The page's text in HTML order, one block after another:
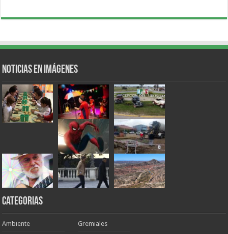
Noticias en Imágenes
Categorias
Ambiente Gremiales